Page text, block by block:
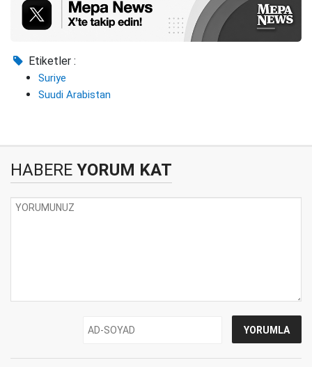
Etiketler :
Suriye
Suudi Arabistan
HABERE YORUM KAT